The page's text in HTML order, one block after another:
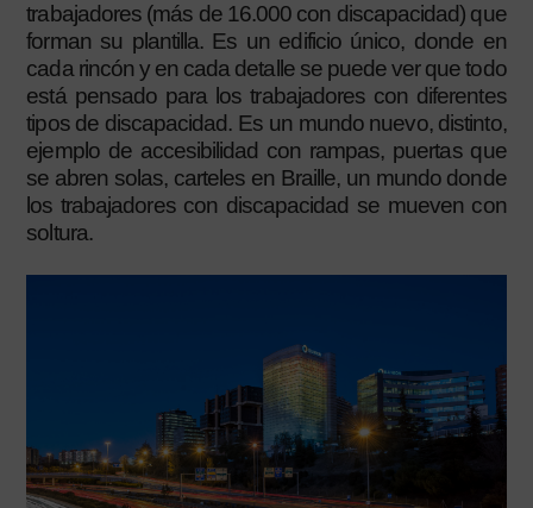
trabajadores (más de 16.000 con discapacidad) que
forman su plantilla. Es un edificio único, donde en
cada rincón y en cada detalle se puede ver que todo
está pensado para los trabajadores con diferentes
tipos de discapacidad. Es un mundo nuevo, distinto,
ejemplo de accesibilidad con rampas, puertas que
se abren solas, carteles en Braille, un mundo donde
los trabajadores con discapacidad se mueven con
soltura.